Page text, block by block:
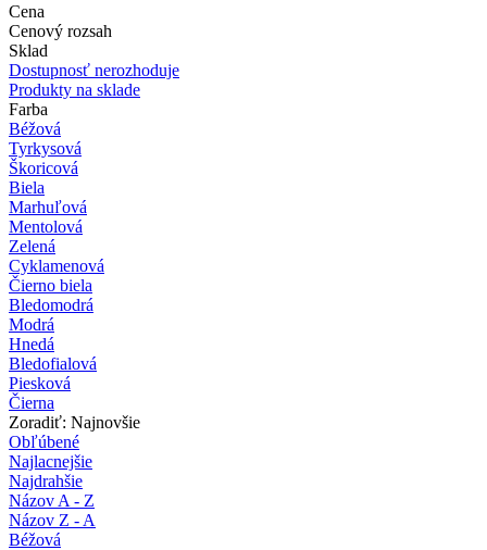
Cena
Cenový rozsah
Sklad
Dostupnosť nerozhoduje
Produkty na sklade
Farba
Béžová
Tyrkysová
Škoricová
Biela
Marhuľová
Mentolová
Zelená
Cyklamenová
Čierno biela
Bledomodrá
Modrá
Hnedá
Bledofialová
Piesková
Čierna
Zoradiť: Najnovšie
Obľúbené
Najlacnejšie
Najdrahšie
Názov A - Z
Názov Z - A
Béžová